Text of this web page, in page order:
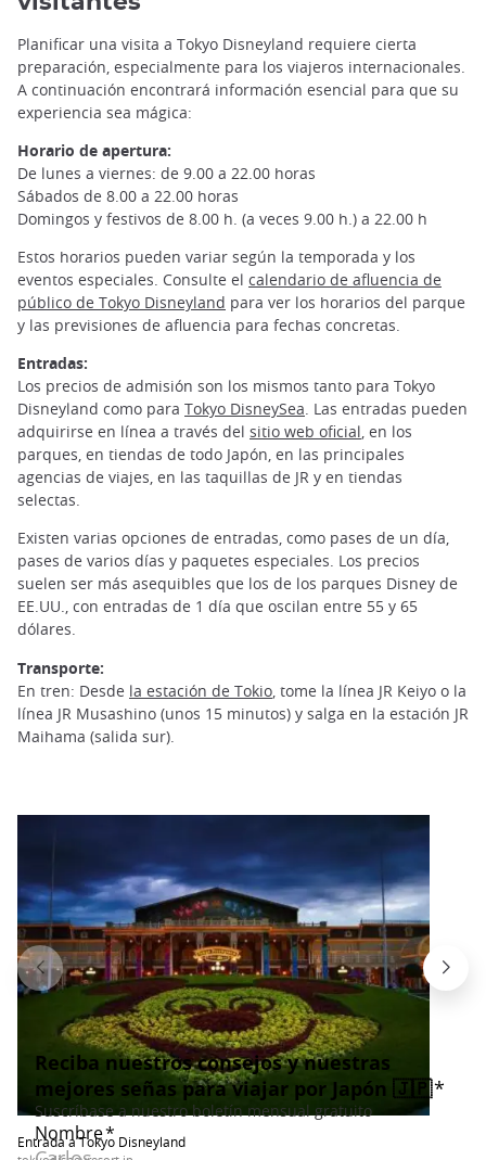
Planificar una visita a Tokyo Disneyland requiere cierta
preparación, especialmente para los viajeros internacionales.
A continuación encontrará información esencial para que su
experiencia sea mágica:
Horario de apertura:
De lunes a viernes: de 9.00 a 22.00 horas
Sábados de 8.00 a 22.00 horas
Domingos y festivos de 8.00 h. (a veces 9.00 h.) a 22.00 h
Estos horarios pueden variar según la temporada y los
eventos especiales. Consulte el calendario de afluencia de
público de Tokyo Disneyland para ver los horarios del parque
y las previsiones de afluencia para fechas concretas.
Entradas:
Los precios de admisión son los mismos tanto para Tokyo
Disneyland como para Tokyo DisneySea. Las entradas pueden
adquirirse en línea a través del sitio web oficial, en los
parques, en tiendas de todo Japón, en las principales
agencias de viajes, en las taquillas de JR y en tiendas
selectas.
Existen varias opciones de entradas, como pases de un día,
pases de varios días y paquetes especiales. Los precios
suelen ser más asequibles que los de los parques Disney de
EE.UU., con entradas de 1 día que oscilan entre 55 y 65
dólares.
Transporte:
En tren: Desde la estación de Tokio , tome la línea JR Keiyo o la
línea JR Musashino (unos 15 minutos) y salga en la estación JR
Maihama (salida sur).
Entrada a Tokyo Disneyland